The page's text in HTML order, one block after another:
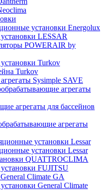
установки Energolux
LESSAR
POWERAIR by
Turkov
Turkov
Sysimple SAVE
агрегаты
агрегаты для бассейнов
агрегаты
установки Lessar
установки Lessar
QUATTROCLIMA
FUJITSU
Climate GA
General Climate